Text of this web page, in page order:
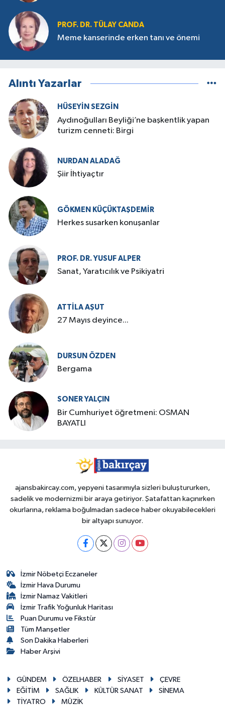
PROF. DR. TÜLAY CANDA
Meme kanserinde erken tanı ve önemi
Alıntı Yazarlar
HÜSEYIN SEZGIN
Aydınoğulları Beyliği’ne başkentlik yapan
turizm cenneti: Birgi
NURDAN ALADAĞ
Şiir İhtiyaçtır
GÖKMEN KÜÇÜKTAŞDEMIR
Herkes susarken konuşanlar
PROF. DR. YUSUF ALPER
Sanat, Yaratıcılık ve Psikiyatri
ATTILA AŞUT
27 Mayıs deyince...
DURSUN ÖZDEN
Bergama
SONER YALÇIN
Bir Cumhuriyet öğretmeni: OSMAN
BAYATLI
ajansbakircay.com, yepyeni tasarımıyla sizleri buluştururken,
sadelik ve modernizmi bir araya getiriyor. Şatafattan kaçınırken
okurlarına, reklama boğulmadan sadece haber okuyabilecekleri
bir altyapı sunuyor.
İzmir Nöbetçi Eczaneler
İzmir Hava Durumu
İzmir Namaz Vakitleri
İzmir Trafik Yoğunluk Haritası
Puan Durumu ve Fikstür
Tüm Manşetler
Son Dakika Haberleri
Haber Arşivi
GÜNDEM ÖZELHABER SİYASET
ÇEVRE
EĞİTİM
SAĞLIK KÜLTÜR SANAT
SİNEMA
TİYATRO
MÜZİK